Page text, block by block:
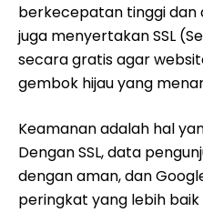
berkecepatan tinggi dan
juga menyertakan SSL
secara gratis agar
gembok hijau yang
Keamanan adalah hal
Dengan SSL, data
dengan aman, dan
peringkat yang lebih